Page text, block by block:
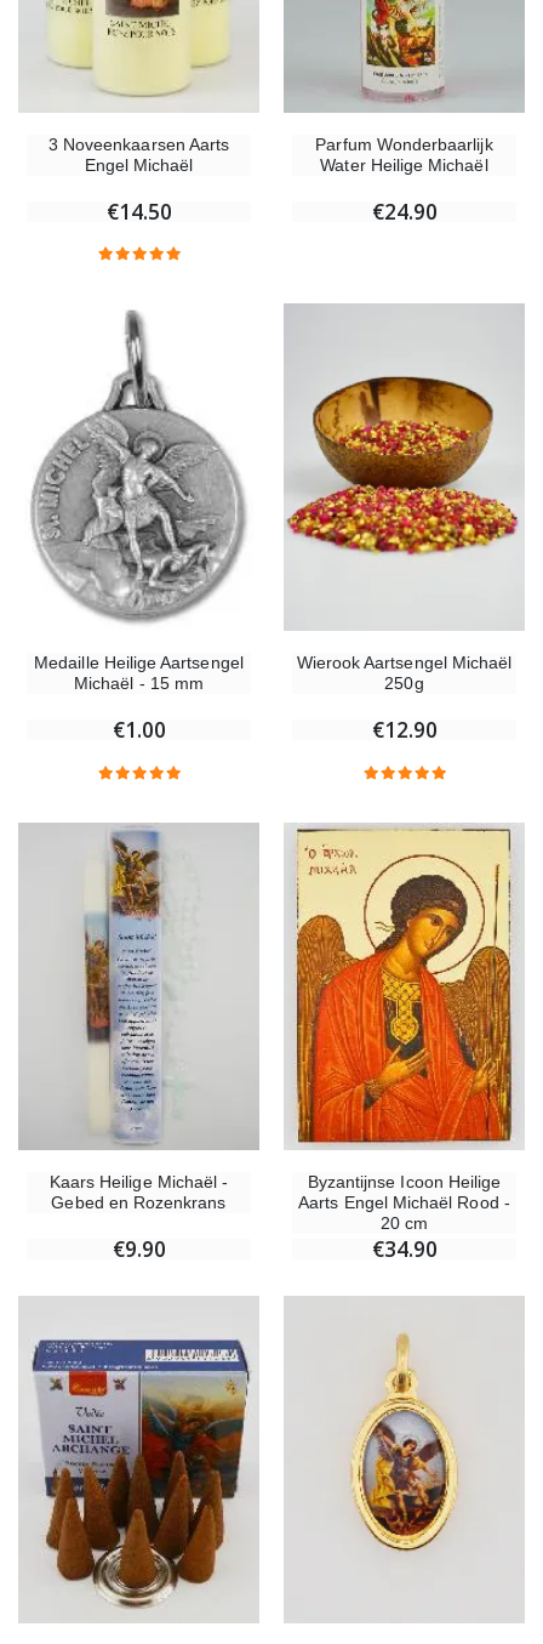
3 Noveenkaarsen Aarts
Engel Michaël
€14.50
Parfum Wonderbaarlijk
Water Heilige Michaël
€24.90
Medaille Heilige Aartsengel
Michaël - 15 mm
€1.00
Wierook Aartsengel Michaël
250g
€12.90
Kaars Heilige Michaël -
Gebed en Rozenkrans
€9.90
Byzantijnse Icoon Heilige
Aarts Engel Michaël Rood -
20 cm
€34.90